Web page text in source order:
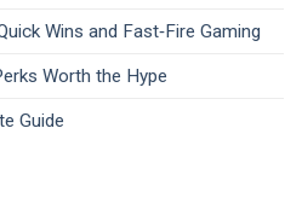
Wins and Fast‑Fire Gaming
Worth the Hype
Guide